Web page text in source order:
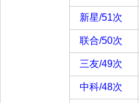
新星/51次
联合/50次
三友/49次
中科/48次